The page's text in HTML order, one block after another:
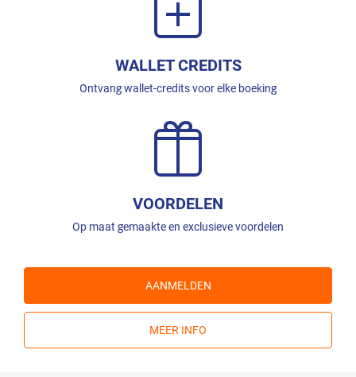
WALLET CREDITS
Ontvang wallet-credits voor elke boeking
VOORDELEN
Op maat gemaakte en exclusieve voordelen
AANMELDEN
MEER INFO